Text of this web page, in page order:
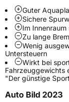
Weitere
SchlauchtypTL
ZustandNeureifen
VerstärktXL
Guter
Sichere
Im
Zu lange
Wenig
Untersteuern
Wirkt bei
Fahrzeuggewichts
"Der günstige
Auto Bild 2023